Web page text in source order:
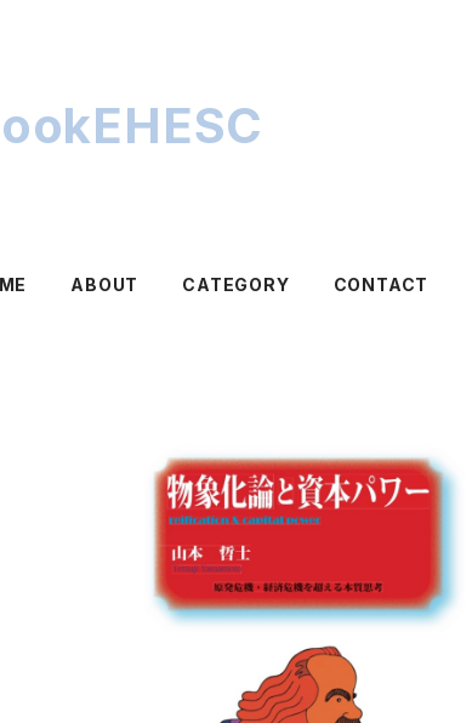
ABOUT CATEGORY CONTACT